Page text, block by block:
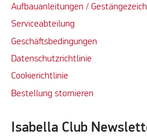
Aufbauanleitungen /
Serviceabteilung
Geschäftsbedingungen
Datenschutzrichtlinie
Cookierichtlinie
Bestellung stornieren
Isabella Club